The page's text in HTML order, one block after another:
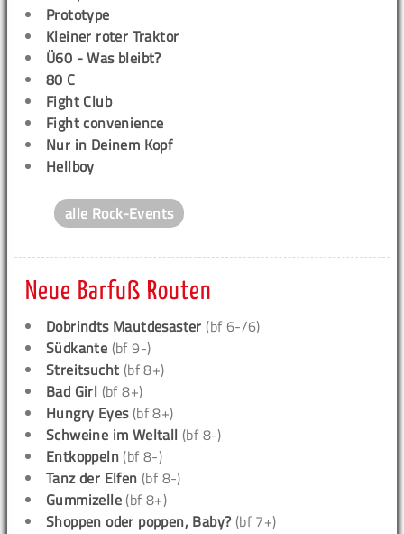
Prototype
Kleiner roter Traktor
Ü60 - Was bleibt?
80 C
Fight Club
Fight convenience
Nur in Deinem Kopf
Hellboy
alle Rock-Events
Neue Barfuß Routen
Dobrindts Mautdesaster (bf 6-/6)
Südkante (bf 9-)
Streitsucht (bf 8+)
Bad Girl (bf 8+)
Hungry Eyes(bf 8+)
Schweine im Weltall (bf 8-)
Entkoppeln (bf 8-)
Tanz der Elfen (bf 8-)
Gummizelle (bf 8+)
Shoppen oder poppen, Baby? (bf 7+)